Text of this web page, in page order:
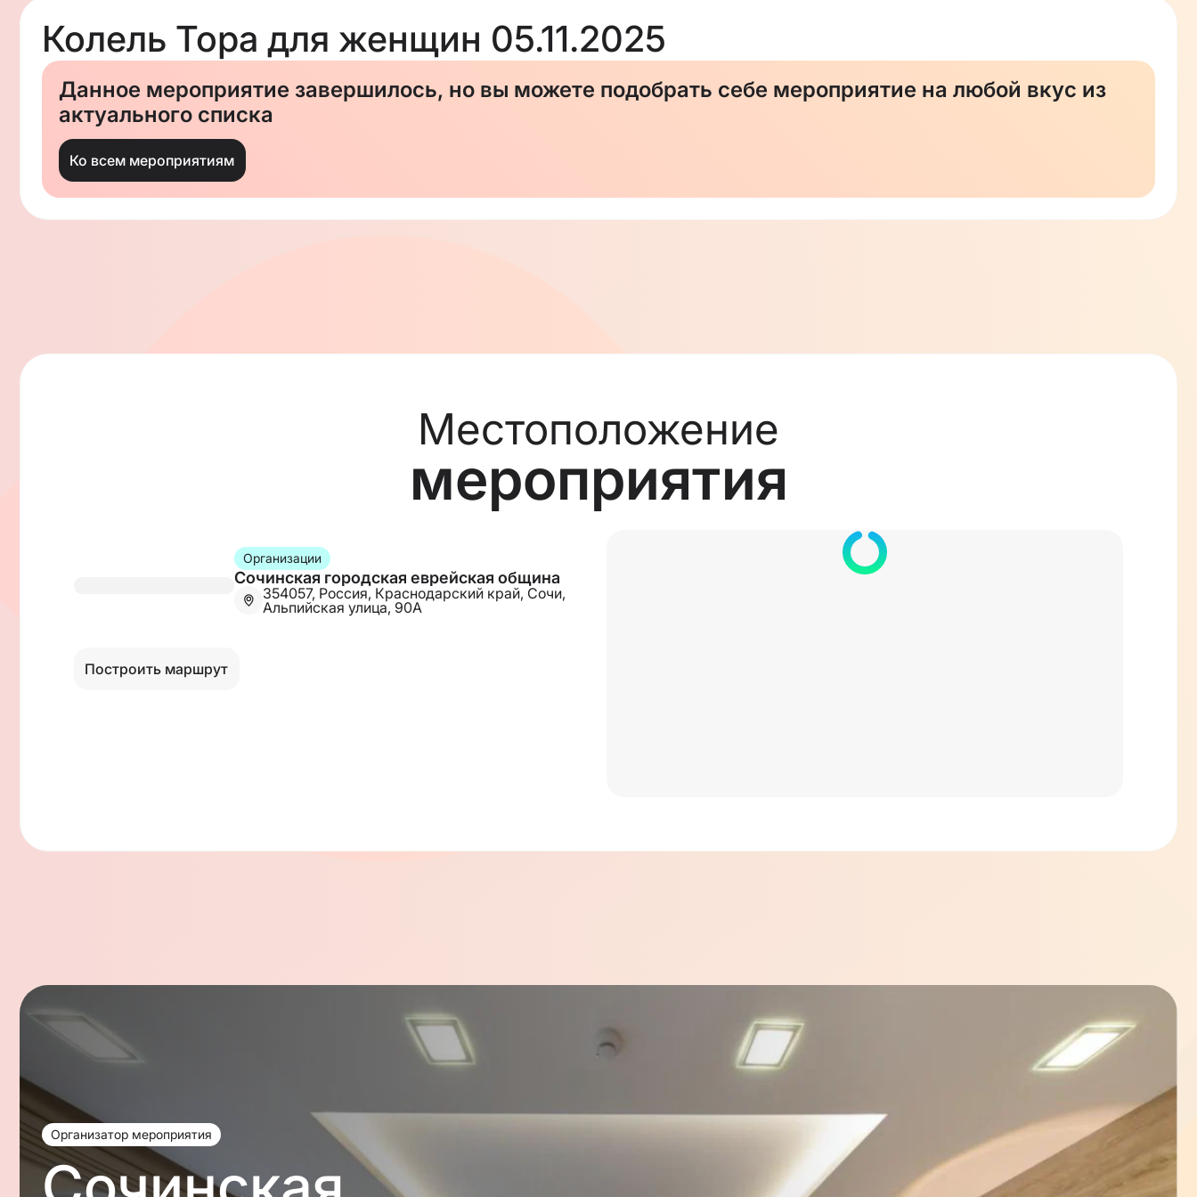
Колель Тора для женщин 05.11.2025
Данное мероприятие завершилось, но вы можете подобрать себе мероприятие на любой вкус из
актуального списка
Ко всем мероприятиям
Местоположение
мероприятия
Организации
Сочинская городская еврейская община
354057, Россия, Краснодарский край, Сочи,
Альпийская улица, 90А
Построить маршрут
Организатор мероприятия